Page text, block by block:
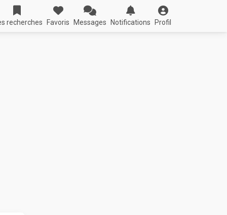
recherches Favoris Messages Notifications Profil